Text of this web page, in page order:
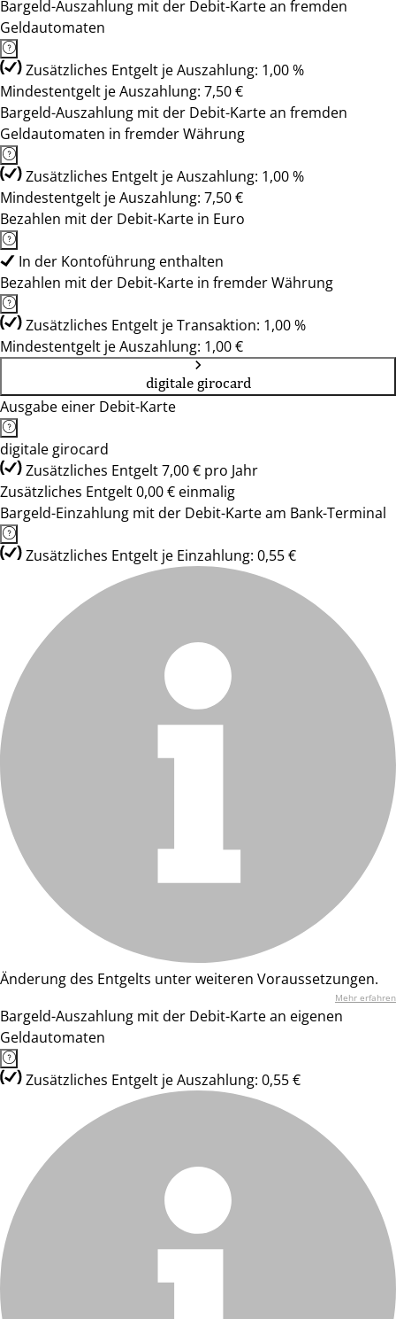
Bargeld-Auszahlung mit der Debit-Karte an fremden
Geldautomaten
Zusätzliches Entgelt je Auszahlung: 1,00 %
Mindestentgelt je Auszahlung: 7,50 €
Bargeld-Auszahlung mit der Debit-Karte an fremden
Geldautomaten in fremder Währung
Zusätzliches Entgelt je Auszahlung: 1,00 %
Mindestentgelt je Auszahlung: 7,50 €
Bezahlen mit der Debit-Karte in Euro
In der Kontoführung enthalten
Bezahlen mit der Debit-Karte in fremder Währung
Zusätzliches Entgelt je Transaktion: 1,00 %
Mindestentgelt je Auszahlung: 1,00 €
digitale girocard
Ausgabe einer Debit-Karte
digitale girocard
Zusätzliches Entgelt 7,00 € pro Jahr
Zusätzliches Entgelt 0,00 € einmalig
Bargeld-Einzahlung mit der Debit-Karte am Bank-Terminal
Zusätzliches Entgelt je Einzahlung: 0,55 €
Änderung des Entgelts unter weiteren Voraussetzungen.
Mehr erfahren
Bargeld-Auszahlung mit der Debit-Karte an eigenen
Geldautomaten
Zusätzliches Entgelt je Auszahlung: 0,55 €